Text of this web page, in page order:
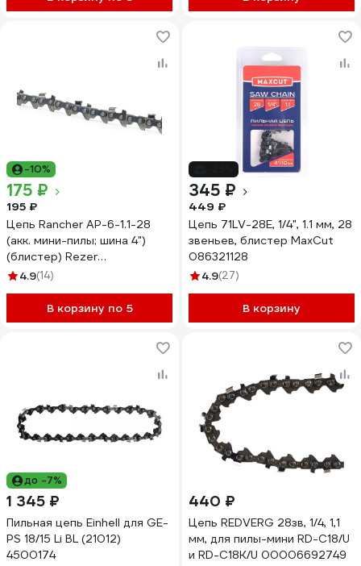
-10%
175 ₽
195 ₽
Цепь Rancher AP-6-1.1-28
(акк. мини-пилы; шина 4")
(блистер) Rezer
04.003.00063
4.9(14)
В корзину по 5
345 ₽
449 ₽
Цепь 71LV-28E, 1/4", 1.1 мм, 28
звеньев, блистер MaxCut
086321128
4.9(27)
В корзину
до -7%
1 345 ₽
Пильная цепь Einhell для GE-
PS 18/15 Li BL (21012)
4500174
440 ₽
Цепь REDVERG 28зв, 1/4, 1,1
мм, для пилы-мини RD-C18/U
и RD-C18K/U 00006692749